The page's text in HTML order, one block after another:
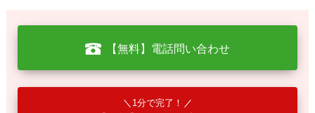
【無料】電話問い合わせ
1分で完了！